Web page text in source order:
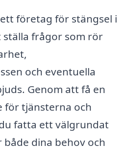
företag för stängsel i
ställa frågor som rör
och eventuella
Genom att få en
för tjänsterna och
fatta ett välgrundat
både dina behov och